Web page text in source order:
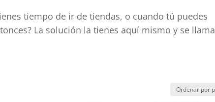
tiempo de ir de tiendas, o cuando tú puedes
La solución la tienes aquí mismo y se llama